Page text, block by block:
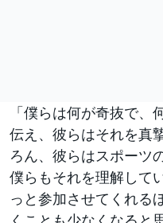
「僕らは何が奇抜で、
伝え、彼らはそれを真
ろん、彼らはスポーツ
僕らもそれを理解して
っと参加させてくれる